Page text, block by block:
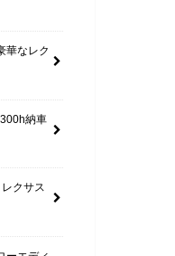
華なレク
納車
クサス